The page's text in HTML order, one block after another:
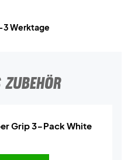
Werktage
ZUBEHÖR
Grip 3-Pack White